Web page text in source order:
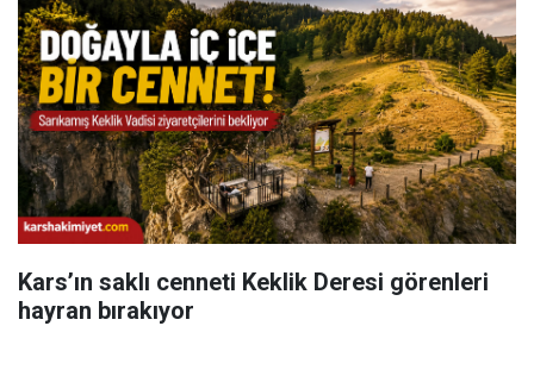
Kars’ın saklı cenneti Keklik Deresi görenleri
hayran bırakıyor